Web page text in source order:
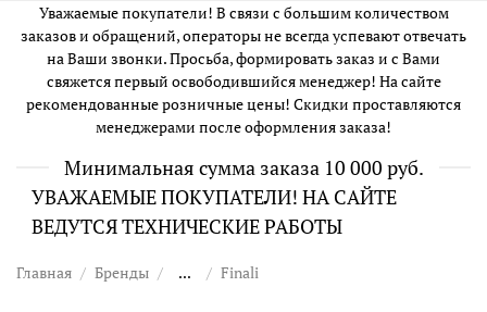
Уважаемые покупатели! В связи с большим количеством
заказов и обращений, операторы не всегда успевают отвечать
на Ваши звонки. Просьба, формировать заказ и с Вами
свяжется первый освободившийся менеджер! На сайте
рекомендованные розничные цены! Скидки проставляются
менеджерами после оформления заказа!
Минимальная сумма заказа 10 000 руб.
УВАЖАЕМЫЕ ПОКУПАТЕЛИ! НА САЙТЕ
ВЕДУТСЯ ТЕХНИЧЕСКИЕ РАБОТЫ
Главная Бренды ... Finali